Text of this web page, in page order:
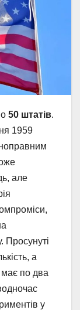
50 штатів.
1959
але
Просунуті
а
по два
у